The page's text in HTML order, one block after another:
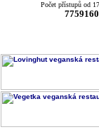
Počet přístupů od
7759160